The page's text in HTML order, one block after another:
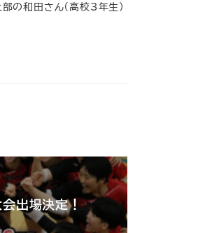
の和田さん（高校3年生）
会出場決定！